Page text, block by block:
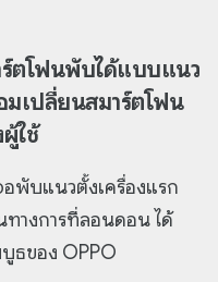
ร์ตโฟนพับได้แบบแนว
มเปลี่ยนสมาร์ตโฟน
ใช้
อพับแนวตั้งเครื่องแรก
ทางการที่ลอนดอน ได้
ธของ OPPO